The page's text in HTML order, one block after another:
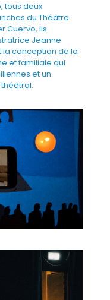
tous deux
du Théâtre
Cuervo, ils
Jeanne
la conception de la
et familiale qui
et un